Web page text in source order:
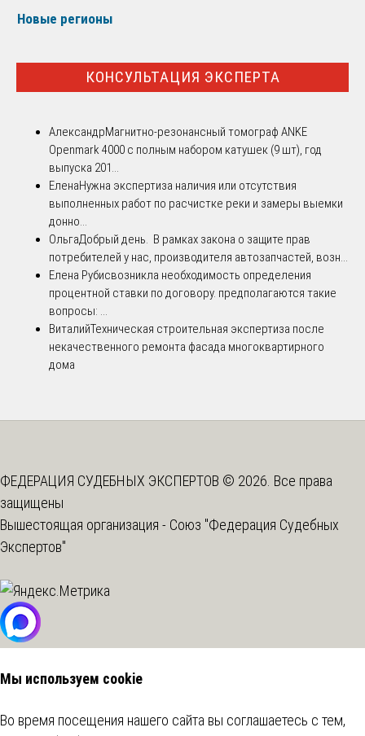
Новые регионы
КОНСУЛЬТАЦИЯ ЭКСПЕРТА
АлександрМагнитно-резонансный томограф ANKE
Openmark 4000 с полным набором катушек (9 шт), год
выпуска 201...
ЕленаНужна экспертиза наличия или отсутствия
выполненных работ по расчистке реки и замеры выемки
донно...
ОльгаДобрый день. В рамках закона о защите прав
потребителей у нас, производителя автозапчастей, возн...
Елена Рубисвозникла необходимость определения
процентной ставки по договору. предполагаются такие
вопросы: ...
ВиталийТехническая строительная экспертиза после
некачественного ремонта фасада многоквартирного
дома
ФЕДЕРАЦИЯ СУДЕБНЫХ ЭКСПЕРТОВ © 2026. Все права
защищены
Вышестоящая организация - Союз "Федерация Судебных
Экспертов"
Мы используем cookie
Во время посещения нашего сайта вы соглашаетесь с тем,